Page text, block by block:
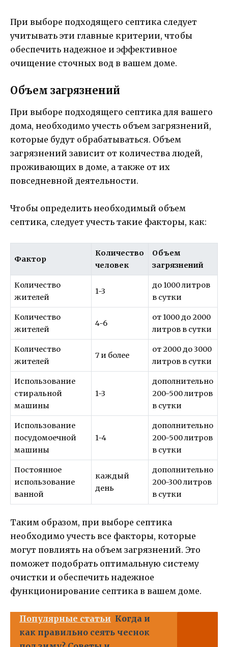
При выборе подходящего септика следует
учитывать эти главные критерии, чтобы
обеспечить надежное и эффективное
очищение сточных вод в вашем доме.
Объем загрязнений
При выборе подходящего септика для вашего
дома, необходимо учесть объем загрязнений,
которые будут обрабатываться. Объем
загрязнений зависит от количества людей,
проживающих в доме, а также от их
повседневной деятельности.
Чтобы определить необходимый объем
септика, следует учесть такие факторы, как:
Фактор
Количество
человек
Объем
загрязнений
Количество
жителей
1-3
до 1000 литров
в сутки
Количество
жителей
4-6
от 1000 до 2000
литров в сутки
Количество
жителей
7 и более
от 2000 до 3000
литров в сутки
Использование
стиральной
машины
1-3
дополнительно
200-500 литров
в сутки
Использование
посудомоечной
машины
1-4
дополнительно
200-500 литров
в сутки
Постоянное
использование
ванной
каждый
день
дополнительно
200-300 литров
в сутки
Таким образом, при выборе септика
необходимо учесть все факторы, которые
могут повлиять на объем загрязнений. Это
поможет подобрать оптимальную систему
очистки и обеспечить надежное
функционирование септика в вашем доме.
Популярные статьи Когда и
как правильно сеять чеснок